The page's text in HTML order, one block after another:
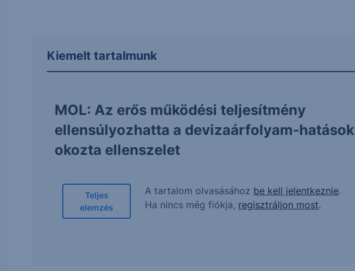
Kiemelt tartalmunk
MOL: Az erős működési teljesítmény
ellensúlyozhatta a devizaárfolyam-hatások
okozta ellenszelet
Teljes
elemzés
A tartalom olvasásához be kell jelentkeznie.
Ha nincs még fiókja, regisztráljon most.